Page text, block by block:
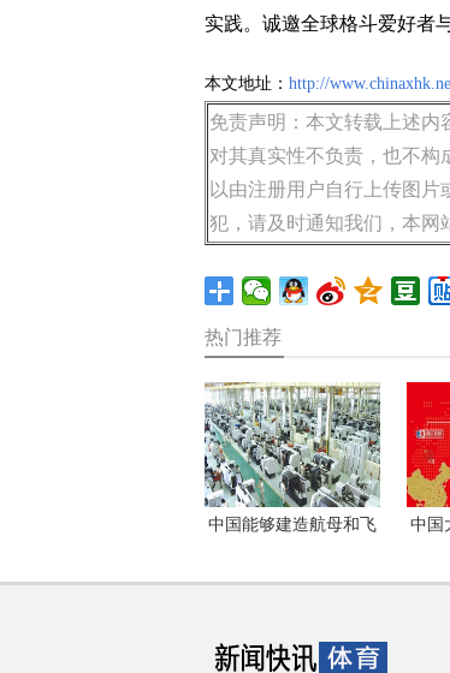
实践。诚邀全球格斗爱好者
本文地址： http://
免责声明：本文转载上述内
对其真实性不负责，也不构
以由注册用户自行上传图
犯，请及时通知我们，本网
热门推荐
中国能够建造航母和飞
中国